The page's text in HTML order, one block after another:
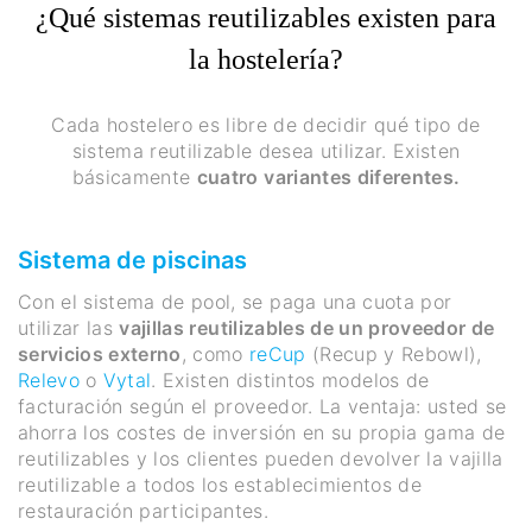
¿Qué sistemas reutilizables existen para
la hostelería?
Cada hostelero es libre de decidir qué tipo de
sistema reutilizable desea utilizar. Existen
básicamente cuatro variantes diferentes.
Sistema de piscinas
Con el sistema de pool, se paga una cuota por
utilizar lasvajillas reutilizables de un proveedor de
servicios externo, como reCup (Recup y Rebowl),
Relevoo Vytal. Existen distintos modelos de
facturación según el proveedor. La ventaja: usted se
ahorra los costes de inversión en su propia gama de
reutilizables y los clientes pueden devolver la vajilla
reutilizable a todos los establecimientos de
restauración participantes.